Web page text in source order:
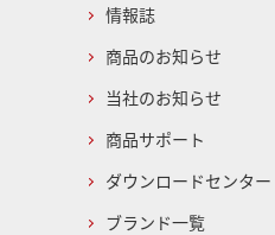
情報誌
商品のお知らせ
当社のお知らせ
商品サポート
ダウンロードセンター
ブランド一覧